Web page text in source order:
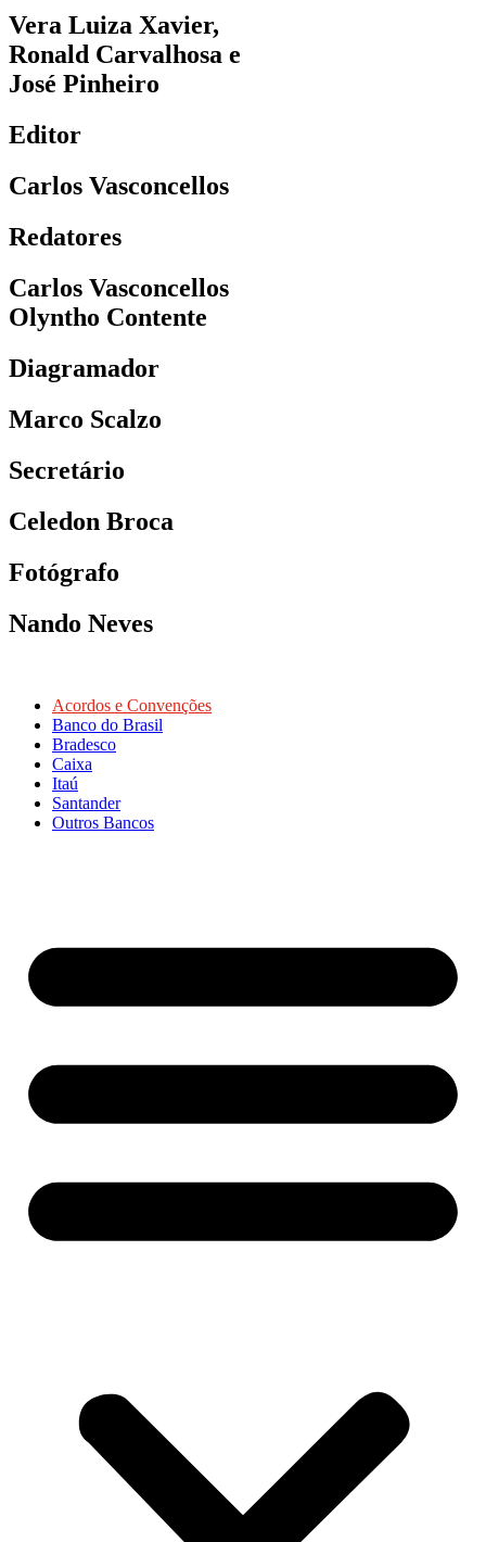
Vera Luiza Xavier,
Ronald Carvalhosa e
José Pinheiro
Editor
Carlos Vasconcellos
Redatores
Carlos Vasconcellos
Olyntho Contente
Diagramador
Marco Scalzo
Secretário
Celedon Broca
Fotógrafo
Nando Neves
Acordos e Convenções
Banco do Brasil
Bradesco
Caixa
Itaú
Santander
Outros Bancos